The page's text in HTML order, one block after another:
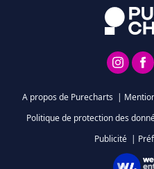
A propos de Purecharts |
Politique de protection des
Publicité |